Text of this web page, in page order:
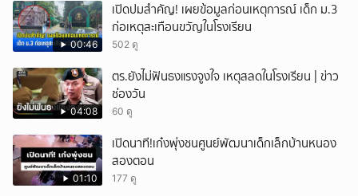
00:46
เปิดปมสำคัญ! เผยข้อมูลก่อนเหตุการณ์ เด็ก ม.3
ก่อเหตุสะเทือนขวัญในโรงเรียน
502 ดู
04:08
ตร.ยังไม่ฟันธงแรงจูงใจ เหตุสลดในโรงเรียน | ข่าว
ช่องวัน
60 ดู
01:10
เปิดนาที!เก๋งพุ่งชนศูนย์พัฒนาเด็กเล็กบ้านหนอง
สองตอน
177 ดู